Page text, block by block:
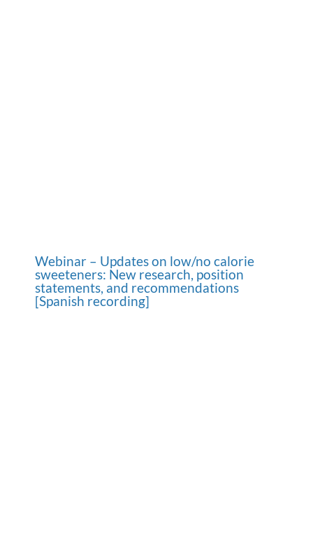
Webinar – Updates on low/no calorie
sweeteners: New research, position
statements, and recommendations
[Spanish recording]